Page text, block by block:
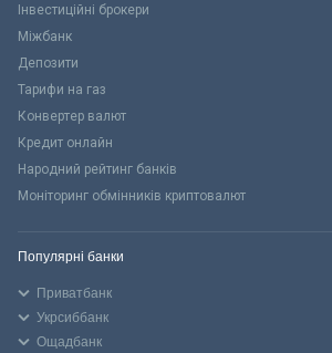
Інвестиційні брокери
Міжбанк
Депозити
Тарифи на газ
Конвертер валют
Кредит онлайн
Народний рейтинг банків
Моніторинг обмінників криптовалют
Популярні банки
Приватбанк
Укрсиббанк
Ощадбанк